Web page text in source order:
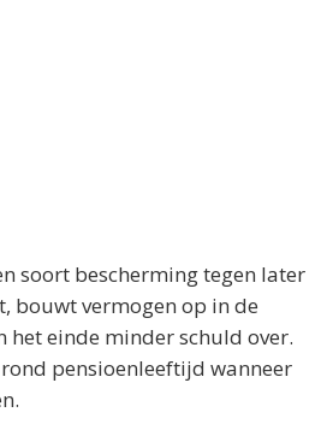
soort bescherming tegen later
bouwt vermogen op in de
het einde minder schuld over.
pensioenleeftijd wanneer